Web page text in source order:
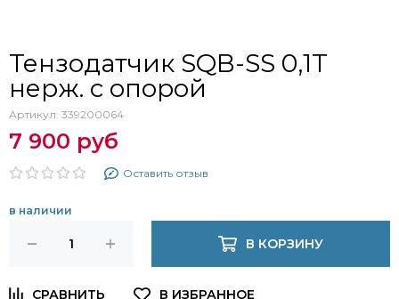
Тензодатчик SQB-SS 0,1T
нерж. с опорой
Артикул: 339200064
7 900 руб
Оставить отзыв
в наличии
В КОРЗИНУ